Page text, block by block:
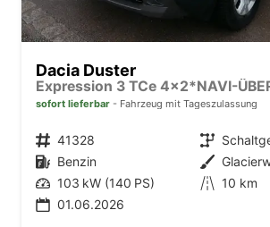
Dacia Duster
sofort lieferbar Fahrzeug mit Tageszulassung
Fahrzeugnr. 41328 Getriebe
Kraftstoff Benzin Außenfarbe
Leistung 103 kW (140 PS) Kilometerstand 10 km
01.06.2026